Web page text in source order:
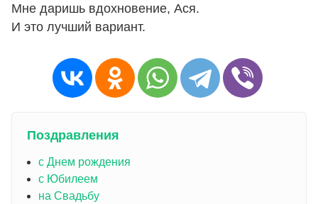
Мне даришь вдохновение, Ася.
И это лучший вариант.
Поздравления
с Днем рождения
с Юбилеем
на Свадьбу